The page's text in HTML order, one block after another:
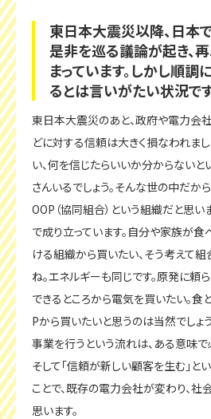
東日本大震災以降、日本
是非を巡る議論が起き、
まっています。しかし順
るとは言いがたい状況です
東日本大震災のあと、政府や電力会
どに対する信頼は大きく損なわれま
い、何を信じたらいいか分からないと
さんいるでしょう。そんな世の中だ
OOP（協同組合）という組織だと思い
で成り立っています。自分や家族が
ける組織から買いたい、そう考えて
ね。エネルギーも同じです。原発に頼
できるところから電気を買いたい。食
Pから買いたいと思うのは当然でしょ
事業を行うという流れは、ある意味で
そして「信頼が新しい顧客を生む」と
ことで、既存の電力会社が変わり、社
思います。